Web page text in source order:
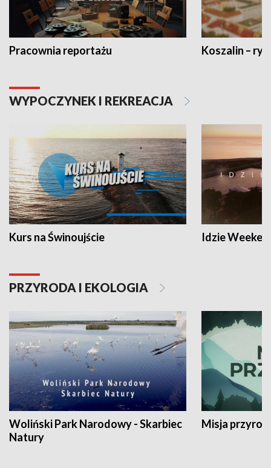
Pracownia reportażu Koszalin –
WYPOCZYNEK I REKREACJA
Kurs na Świnoujście Idzie
PRZYRODA I EKOLOGIA
Woliński Park Narodowy - Skarbiec
Natury
Misja